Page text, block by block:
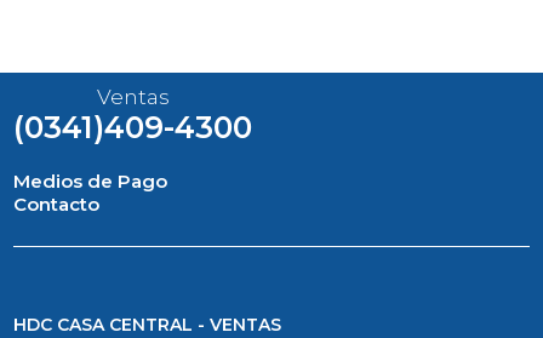
Ventas
(0341)409-4300
Medios de Pago
Contacto
HDC CASA CENTRAL - VENTAS